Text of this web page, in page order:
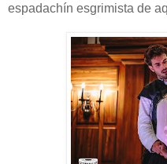
espadachín esgrimista de